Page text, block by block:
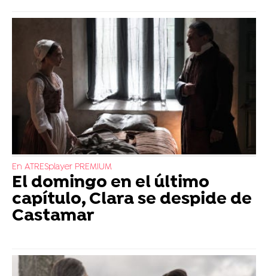
En ATRESplayer PREMIUM
El domingo en el último
capítulo, Clara se despide de
Castamar